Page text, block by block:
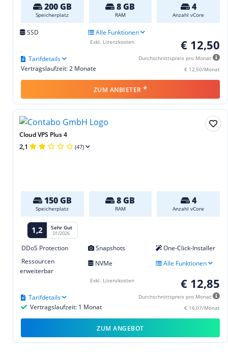
200 GB
Speicherplatz
8 GB
RAM
4
Anzahl vCore
SSD Alle Funktionen
€ 12,50
Durchschnittspreis pro Monat
€ 12,50/Monat
Vertragslaufzeit: 2 Monate
Tarifdetails
Exkl. Lizenzkosten
ZUM ANBIETER *
Cloud VPS Plus 4
2,1 (47)
150 GB
Speicherplatz
8 GB
RAM
4
Anzahl vCore
1,2 Sehr Gut
01/2026
DDoS Protection Snapshots
One-Click-Installer
Ressourcen
erweiterbar
NVMe Alle Funktionen
€ 12,85
Durchschnittspreis pro Monat
€ 16,07/Monat
Vertragslaufzeit: 1 Monat
Tarifdetails
Exkl. Lizenzkosten
ZUM ANGEBOT